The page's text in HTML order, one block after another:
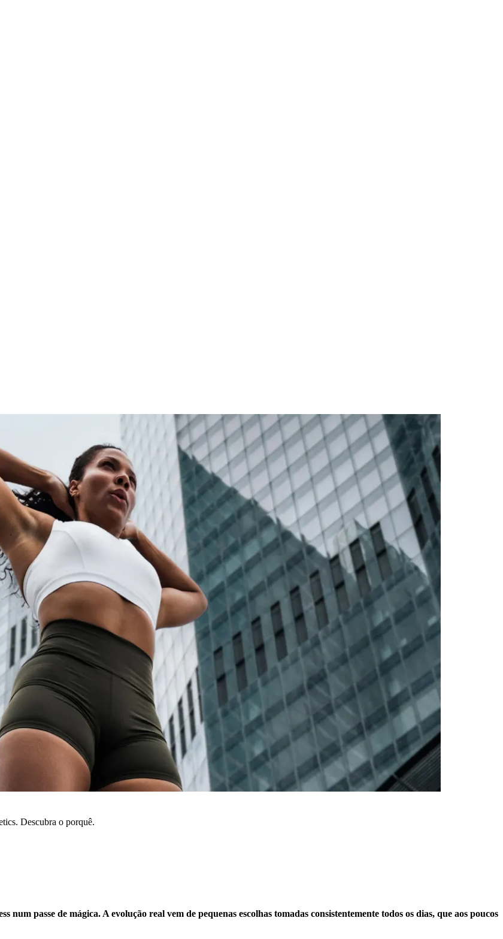
Descubra o porquê.
passe de mágica. A evolução real vem de pequenas escolhas tomadas consistentemente todos os dias, que aos poucos